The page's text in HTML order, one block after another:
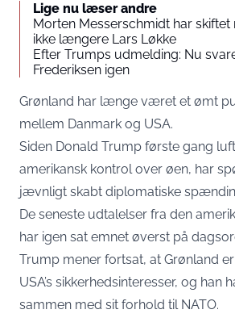
Lige nu læser andre
Morten Messerschmidt har skiftet
ikke længere Lars Løkke
Efter Trumps udmelding: Nu
Frederiksen igen
Grønland har længe været et ømt
mellem Danmark og USA.
Siden Donald Trump første gang
amerikansk kontrol over øen, har
jævnligt skabt diplomatiske
De seneste udtalelser fra den
har igen sat emnet øverst på
Trump mener fortsat, at Grønland
USA’s sikkerhedsinteresser, og han
sammen med sit forhold til NATO.